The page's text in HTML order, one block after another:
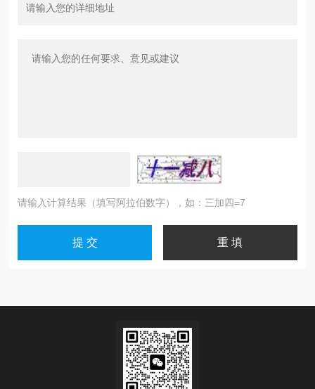
请输入计算结果（填写阿拉伯数字），如：三加四=7